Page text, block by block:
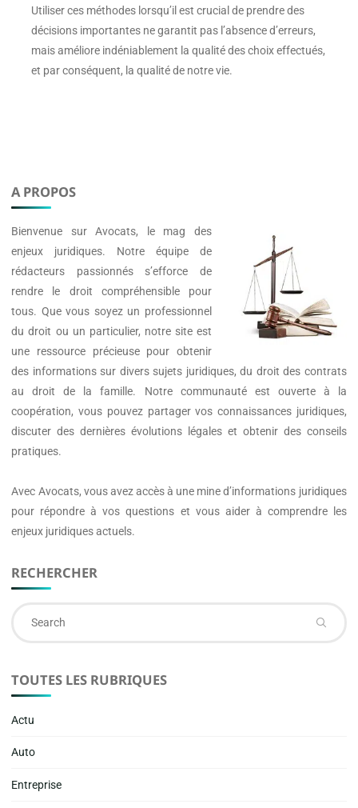
Utiliser ces méthodes lorsqu’il est crucial de prendre des
décisions importantes ne garantit pas l’absence d’erreurs,
mais améliore indéniablement la qualité des choix effectués,
et par conséquent, la qualité de notre vie.
A PROPOS
Bienvenue surAvocats, le mag des
enjeux juridiques. Notre équipe de
rédacteurs passionnés s’efforce de
rendre le droit compréhensible pour
tous. Que vous soyez un professionnel
du droit ou un particulier, notre site est
une ressource précieuse pour obtenir
des informations sur divers sujets juridiques, du droit des contrats
au droit de la famille. Notre communauté est ouverte à la
coopération, vous pouvez partager vos connaissances juridiques,
discuter des dernières évolutions légales et obtenir des conseils
pratiques.
Avec Avocats, vous avez accès à une mine d’informations juridiques
pour répondre à vos questions et vous aider à comprendre les
enjeux juridiques actuels.
RECHERCHER
TOUTES LES RUBRIQUES
Actu
Auto
Entreprise